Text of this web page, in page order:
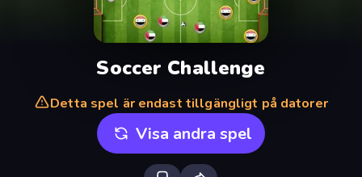
Soccer Challenge
Detta spel är endast tillgängligt på datorer
Visa andra spel